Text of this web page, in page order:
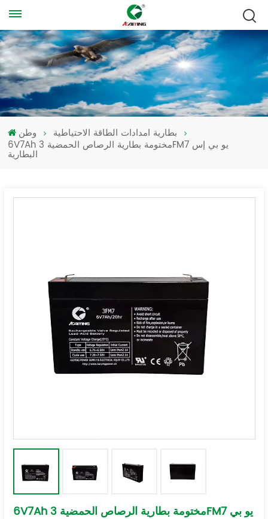
وطن
بطارية امدادات الطاقة الاحتياطية
6V7Ah مختومة بطارية الرصاص الحمضية 3FM7 يو بي إس
البطارية
6V7Ah مختومة بطارية الرصاص الحمضية 3FM7 يو بي